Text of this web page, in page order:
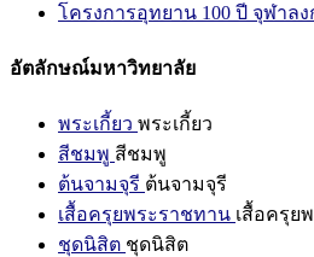
โครงการอุทยาน 100 ปี จุฬาล
อัตลักษณ์มหาวิทยาลัย
พระเกี้ยว พระเกี้ยว
สีชมพู สีชมพู
ต้นจามจุรี ต้นจามจุรี
เสื้อครุยพระราชทาน เสื้อครุย
ชุดนิสิต ชุดนิสิต